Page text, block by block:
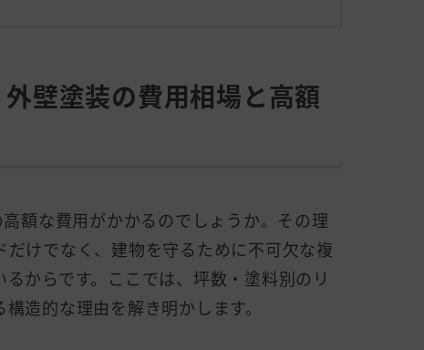
壁塗装の費用相場と高額
額な費用がかかるのでしょうか。その理
けでなく、建物を守るために不可欠な複
からです。ここでは、坪数・塗料別のリ
造的な理由を解き明かします。